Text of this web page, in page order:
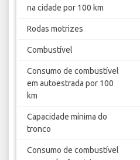
na cidade por 100 km
Rodas motrizes
Combustível
Consumo de combustível
em autoestrada por 100
km
Capacidade mínima do
tronco
Consumo de combustível